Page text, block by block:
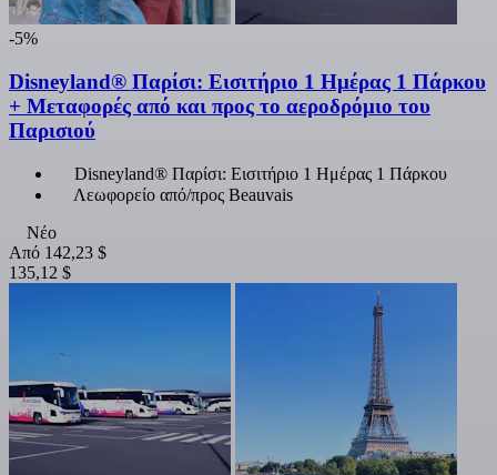
-5%
Disneyland® Παρίσι: Εισιτήριο 1 Ημέρας 1 Πάρκου
+ Μεταφορές από και προς το αεροδρόμιο του
Παρισιού
Disneyland® Παρίσι: Εισιτήριο 1 Ημέρας 1 Πάρκου
Λεωφορείο από/προς Beauvais
Νέο
Από 142,23 $
135,12 $